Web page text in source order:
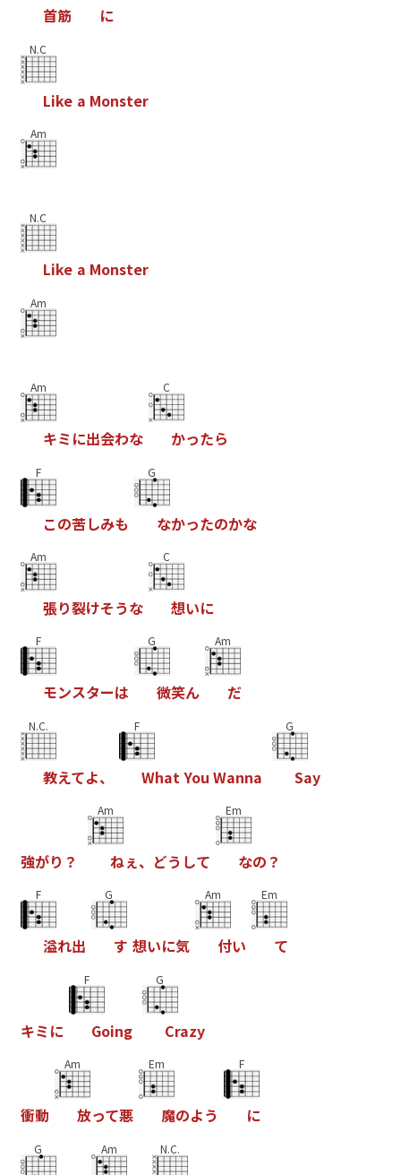
首筋 に
N.C
Like a Monster
Am
N.C
Like a Monster
Am
Am
キミに出会わな
C
かったら
F
この苦しみも
G
なかったのかな
Am
張り裂けそうな
C
想いに
F
モンスターは
G
微笑ん
Am
だ
N.C.
教えてよ、
F
What You Wanna
G
Say
強がり ？
Am
ねぇ、 どう して
Em
なの ？
F
溢れ出
G
す 想いに気
Am
付い
Em
て
キミに
F
Going
G
Crazy
衝動
Am
放って悪
Em
魔のよう
F
に
G Am N.C.